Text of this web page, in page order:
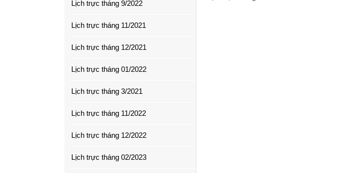
Lịch trực tháng 9/2022
Lịch trực tháng 11/2021
Lịch trực tháng 12/2021
Lịch trực tháng 01/2022
Lịch trực tháng 3/2021
Lịch trực tháng 11/2022
Lịch trực tháng 12/2022
Lịch trực tháng 02/2023